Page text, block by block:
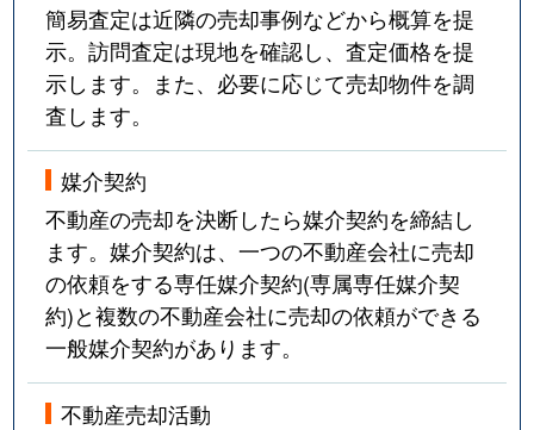
簡易査定は近隣の売却事例などから概算を提
示。訪問査定は現地を確認し、査定価格を提
示します。また、必要に応じて売却物件を調
査します。
媒介契約
不動産の売却を決断したら媒介契約を締結し
ます。媒介契約は、一つの不動産会社に売却
の依頼をする専任媒介契約(専属専任媒介契
約)と複数の不動産会社に売却の依頼ができる
一般媒介契約があります。
不動産売却活動